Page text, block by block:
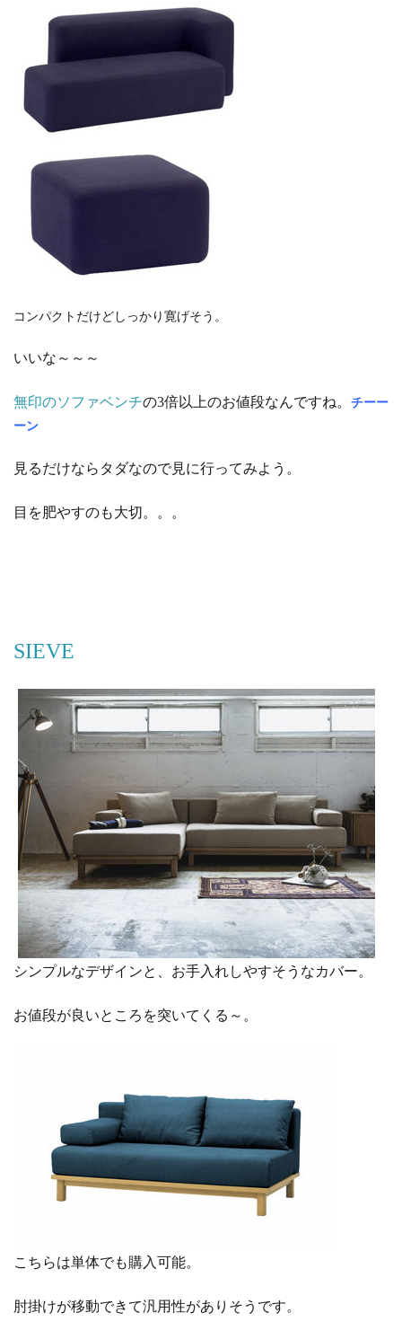
コンパクトだけどしっかり寛げそう。
いいな～～～
無印のソファベンチの3倍以上のお値段なんですね。 チーー
ーン
見るだけならタダなので見に行ってみよう。
目を肥やすのも大切。。。
SIEVE
シンプルなデザインと、お手入れしやすそうなカバー。
お値段が良いところを突いてくる～。
こちらは単体でも購入可能。
肘掛けが移動できて汎用性がありそうです。